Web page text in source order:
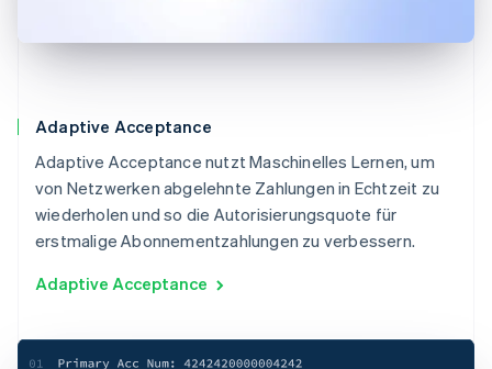
Adaptive Acceptance
Adaptive Acceptance nutzt Maschinelles Lernen, um
von Netzwerken abgelehnte Zahlungen in Echtzeit zu
wiederholen und so die Autorisierungsquote für
erstmalige Abonnementzahlungen zu verbessern.
Adaptive Acceptance